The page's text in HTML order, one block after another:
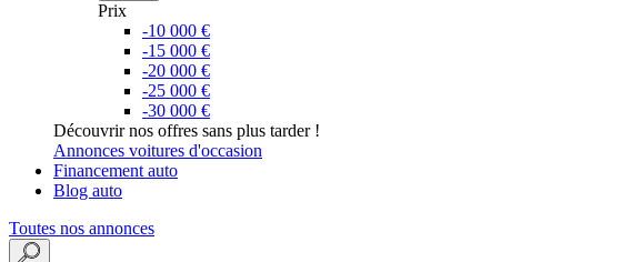
Prix
-10 000 €
-15 000 €
-20 000 €
-25 000 €
-30 000 €
Découvrir nos offres sans plus tarder !
Annonces voitures d'occasion
Financement auto
Blog auto
Toutes nos annonces